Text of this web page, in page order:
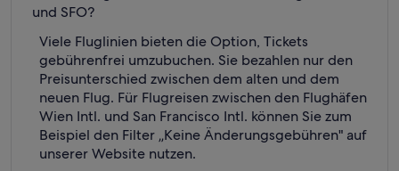
und SFO?
Viele Fluglinien bieten die Option, Tickets
gebührenfrei umzubuchen. Sie bezahlen nur den
Preisunterschied zwischen dem alten und dem
neuen Flug. Für Flugreisen zwischen den Flughäfen
Wien Intl. und San Francisco Intl. können Sie zum
Beispiel den Filter „Keine Änderungsgebühren" auf
unserer Website nutzen.